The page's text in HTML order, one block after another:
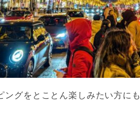
ングをとことん楽しみたい方に